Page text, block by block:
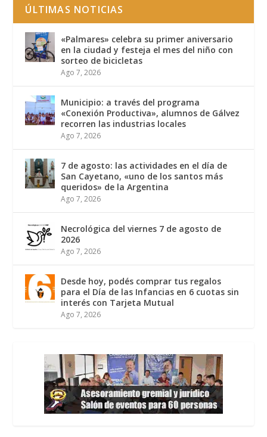
ÚLTIMAS NOTICIAS
«Palmares» celebra su primer aniversario
en la ciudad y festeja el mes del niño con
sorteo de bicicletas
Ago 7, 2026
Municipio: a través del programa
«Conexión Productiva», alumnos de Gálvez
recorren las industrias locales
Ago 7, 2026
7 de agosto: las actividades en el día de
San Cayetano, «uno de los santos más
queridos» de la Argentina
Ago 7, 2026
Necrológica del viernes 7 de agosto de
2026
Ago 7, 2026
Desde hoy, podés comprar tus regalos
para el Día de las Infancias en 6 cuotas sin
interés con Tarjeta Mutual
Ago 7, 2026